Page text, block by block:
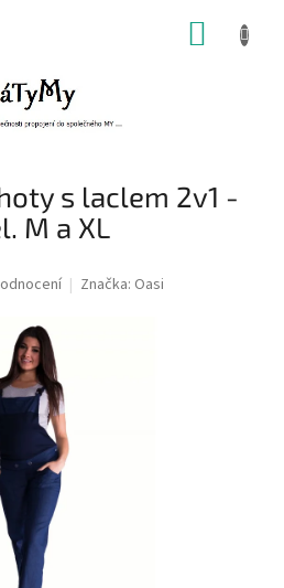
s laclem 2v1 -
M a XL
Značka: Oasi